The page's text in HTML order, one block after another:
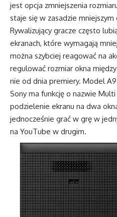
jest opcja zmniejszenia
staje się w zasadzie mniejszym
Rywalizujący gracze często
ekranach, które wymagają
można szybciej reagować na
regulować rozmiar okna
nie od dnia premiery. Model
Sony ma funkcję o nazwie
podzielenie ekranu na dwa
jednocześnie grać w grę w
na YouTube w drugim.